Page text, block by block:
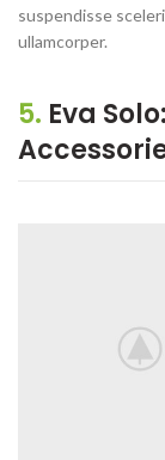
suspendisse
ullamcorper.
5. Eva